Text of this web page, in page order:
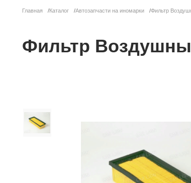
Главная Каталог Автозапчасти на иномарки Фильтр
Фильтр